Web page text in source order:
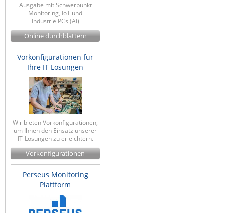
LigoWave
Milesight
Moxa
Netio
Panorama Antennas
PatchSee
Power Kingdom
Poynting
Raritan
Riello UPS
Server Technology
SIRIO Antenne
Ausgabe mit Schwerpunkt
Monitoring, IoT und
Industrie PCs (AI)
Online durchblättern
Vorkonfigurationen für
Ihre IT Lösungen
Wir bieten Vorkonfigurationen,
um Ihnen den Einsatz unserer
IT-Lösungen zu erleichtern.
Vorkonfigurationen
Perseus Monitoring
Plattform